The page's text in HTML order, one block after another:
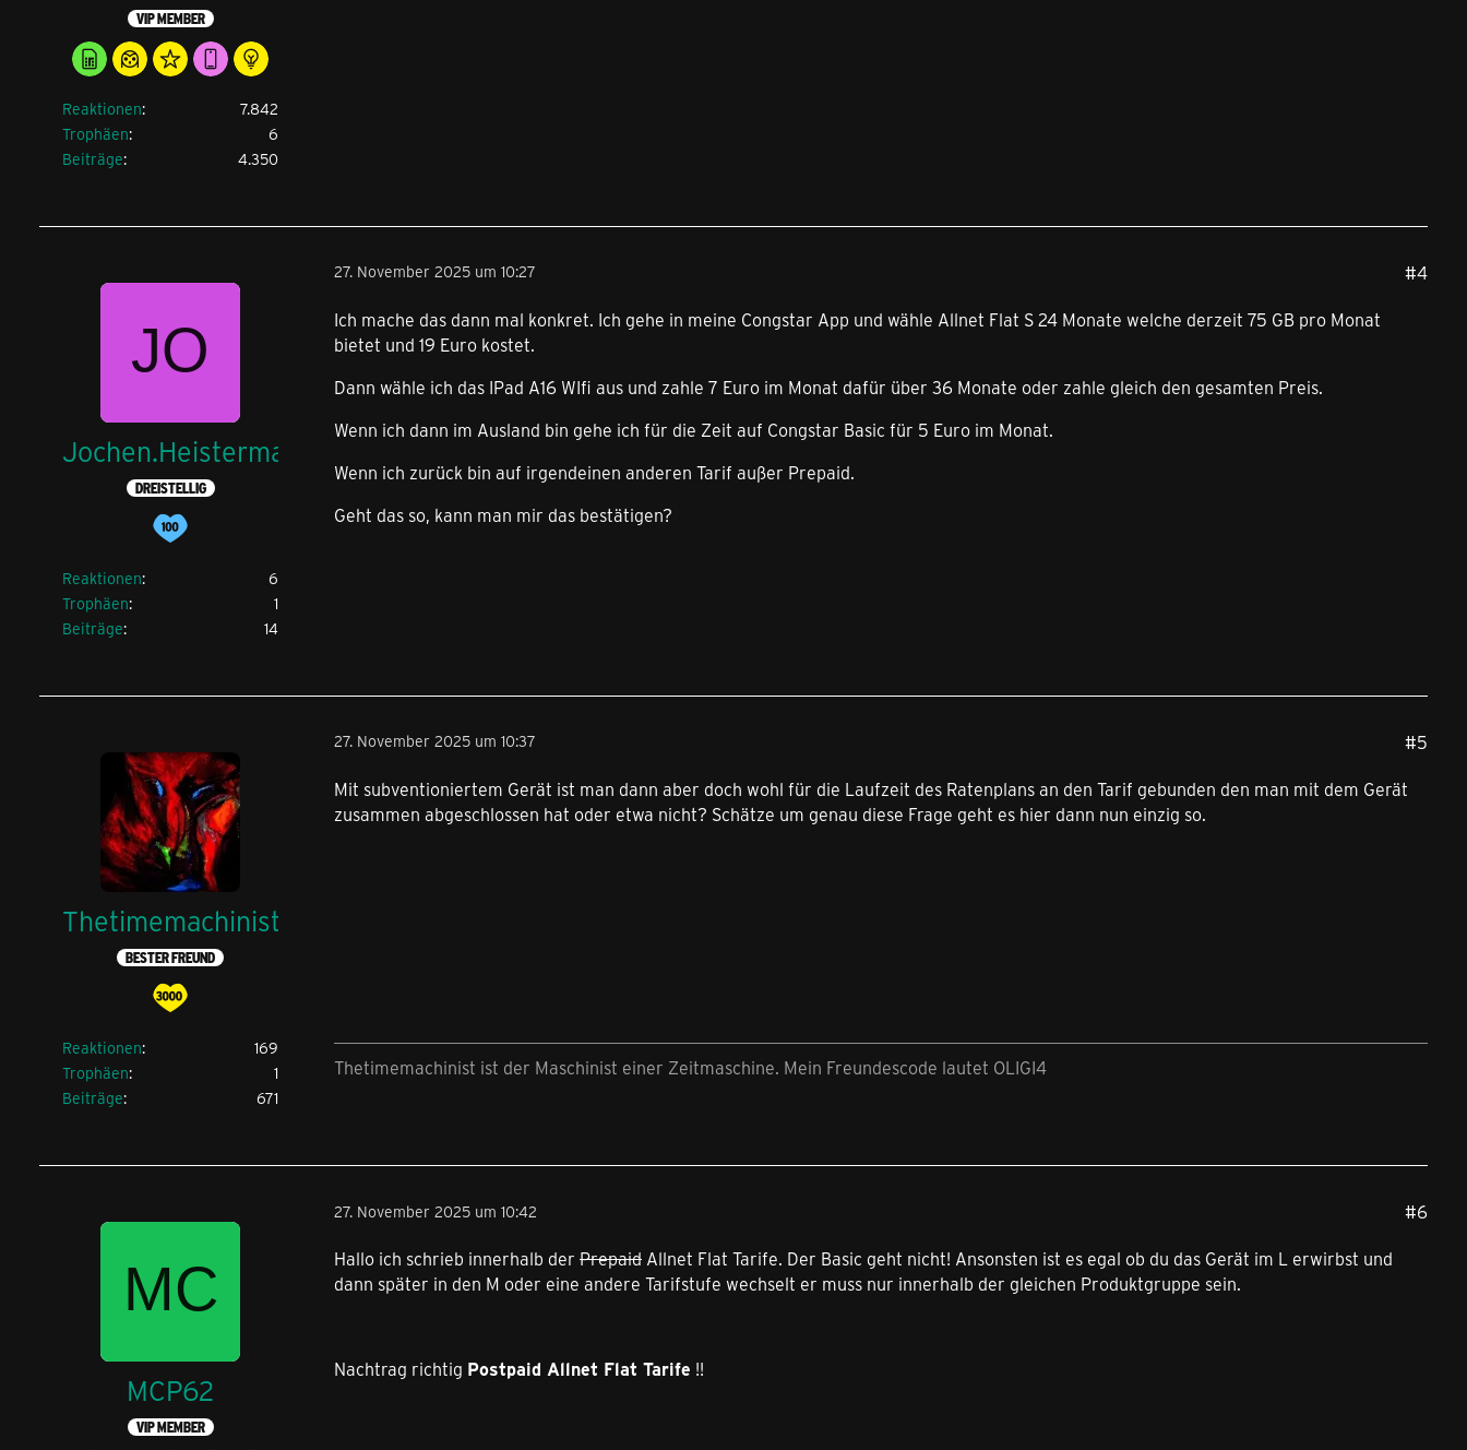
VIP MEMBER
Reaktionen
7.842
Trophäen
6
Beiträge
4.350
Jochen.Heistermann
DREISTELLIG
Reaktionen
6
Trophäen
1
Beiträge
14
27. November 2025 um 10:27 #4
Ich mache das dann mal konkret. Ich gehe in meine Congstar App und wähle Allnet Flat S 24 Monate welche derzeit 75 GB pro Monat
bietet und 19 Euro kostet.
Dann wähle ich das IPad A16 WIfi aus und zahle 7 Euro im Monat dafür über 36 Monate oder zahle gleich den gesamten Preis.
Wenn ich dann im Ausland bin gehe ich für die Zeit auf Congstar Basic für 5 Euro im Monat.
Wenn ich zurück bin auf irgendeinen anderen Tarif außer Prepaid.
Geht das so, kann man mir das bestätigen?
Thetimemachinist
BESTER FREUND
Reaktionen
169
Trophäen
1
Beiträge
671
27. November 2025 um 10:37 #5
Mit subventioniertem Gerät ist man dann aber doch wohl für die Laufzeit des Ratenplans an den Tarif gebunden den man mit dem Gerät
zusammen abgeschlossen hat oder etwa nicht? Schätze um genau diese Frage geht es hier dann nun einzig so.
Thetimemachinist ist der Maschinist einer Zeitmaschine. Mein Freundescode lautet OLIGI4
MCP62
VIP MEMBER
27. November 2025 um 10:42 #6
Hallo ich schrieb innerhalb der Prepaid Allnet Flat Tarife. Der Basic geht nicht! Ansonsten ist es egal ob du das Gerät im L erwirbst und
dann später in den M oder eine andere Tarifstufe wechselt er muss nur innerhalb der gleichen Produktgruppe sein.
Nachtrag richtig Postpaid Allnet Flat Tarife !!